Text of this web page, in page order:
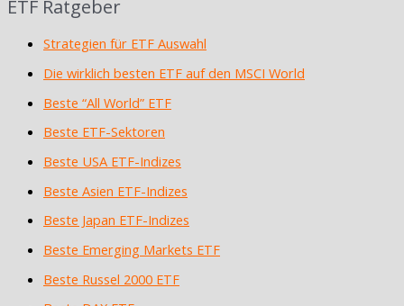
ETF Ratgeber
Strategien für ETF Auswahl
Die wirklich besten ETF auf den MSCI World
Beste “All World” ETF
Beste ETF-Sektoren
Beste USA ETF-Indizes
Beste Asien ETF-Indizes
Beste Japan ETF-Indizes
Beste Emerging Markets ETF
Beste Russel 2000 ETF